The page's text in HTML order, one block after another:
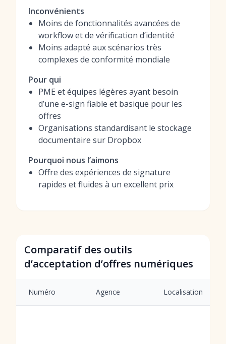
Inconvénients
Moins de fonctionnalités avancées de
workflow et de vérification d’identité
Moins adapté aux scénarios très
complexes de conformité mondiale
Pour qui
PME et équipes légères ayant besoin
d’une e-sign fiable et basique pour les
offres
Organisations standardisant le stockage
documentaire sur Dropbox
Pourquoi nous l’aimons
Offre des expériences de signature
rapides et fluides à un excellent prix
Comparatif des outils
d’acceptation d’offres numériques
Numéro Agence Localisation